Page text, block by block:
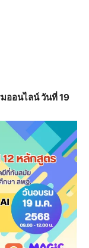
ออนไลน์ วันที่ 19